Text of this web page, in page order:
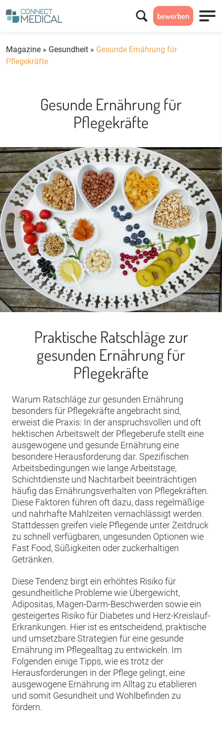
Menü
bewerben
Magazine » Gesundheit » Gesunde Ernährung für
Pflegekräfte
Gesunde Ernährung für
Pflegekräfte
Praktische Ratschläge zur
gesunden Ernährung für
Pflegekräfte
Warum Ratschläge zur gesunden Ernährung
besonders für Pflegekräfte angebracht sind,
erweist die Praxis: In der anspruchsvollen und oft
hektischen Arbeitswelt der Pflegeberufe stellt eine
ausgewogene und gesunde Ernährung eine
besondere Herausforderung dar. Spezifischen
Arbeitsbedingungen wie lange Arbeitstage,
Schichtdienste und Nachtarbeit beeinträchtigen
häufig das Ernährungsverhalten von Pflegekräften.
Diese Faktoren führen oft dazu, dass regelmäßige
und nahrhafte Mahlzeiten vernachlässigt werden.
Stattdessen greifen viele Pflegende unter Zeitdruck
zu schnell verfügbaren, ungesunden Optionen wie
Fast Food, Süßigkeiten oder zuckerhaltigen
Getränken.
Diese Tendenz birgt ein erhöhtes Risiko für
gesundheitliche Probleme wie Übergewicht,
Adipositas, Magen-Darm-Beschwerden sowie ein
gesteigertes Risiko für Diabetes und Herz-Kreislauf-
Erkrankungen. Hier ist es entscheidend, praktische
und umsetzbare Strategien für eine gesunde
Ernährung im Pflegealltag zu entwickeln. Im
Folgenden einige Tipps, wie es trotz der
Herausforderungen in der Pflege gelingt, eine
ausgewogene Ernährung im Alltag zu etablieren
und somit Gesundheit und Wohlbefinden zu
fördern.